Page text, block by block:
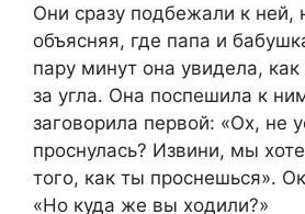
Они сразу подбежали к ней,
объясняя, где папа и
пару минут она увидела,
за угла. Она поспешила к
заговорила первой: «Ох, не
проснулась? Извини, мы
того, как ты проснешься».
«Но куда же вы ходили?»